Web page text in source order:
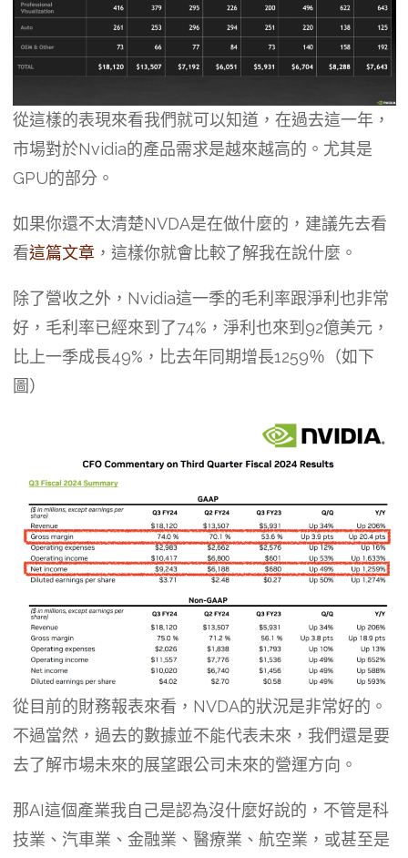
從這樣的表現來看我們就可以知道，在過去這一年，
市場對於Nvidia的產品需求是越來越高的。尤其是
GPU的部分。
如果你還不太清楚NVDA是在做什麼的，建議先去看
看這篇文章，這樣你就會比較了解我在說什麼。
除了營收之外，Nvidia這一季的毛利率跟淨利也非常
好，毛利率已經來到了74%，淨利也來到92億美元，
比上一季成長49%，比去年同期增長1259％（如下
圖）
從目前的財務報表來看，NVDA的狀況是非常好的。
不過當然，過去的數據並不能代表未來，我們還是要
去了解市場未來的展望跟公司未來的營運方向。
那AI這個產業我自己是認為沒什麼好說的，不管是科
技業、汽車業、金融業、醫療業、航空業，或甚至是